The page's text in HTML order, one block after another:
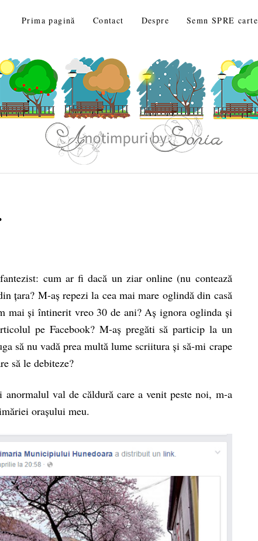
Prima pagină Contact Despre Semn SPRE carte
cum ar fi dacă un ziar online (nu contează
țara? M-aș repezi la cea mai mare oglindă din casă
mai și întinerit vreo 30 de ani? Aș ignora oglinda și
pe Facebook? M-aș pregăti să particip la un
să nu vadă prea multă lume scriitura și să-mi crape
să le debiteze?
val de căldură care a venit peste noi, m-a
orașului meu.